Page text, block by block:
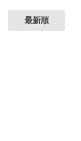
最新順